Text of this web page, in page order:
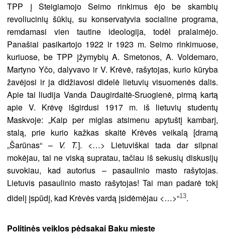
TPP į Steigiamojo Seimo rinkimus ėjo be skambių
revoliucinių šūkių, su konservatyvia socialine programa,
remdamasi vien tautine ideologija, todėl pralaimėjo.
Panašiai pasikartojo 1922 ir 1923 m. Seimo rinkimuose,
kuriuose, be TPP įžymybių A. Smetonos, A. Voldemaro,
Martyno Yčo, dalyvavo ir V. Krėvė, rašytojas, kurio kūryba
žavėjosi ir ja didžiavosi didelė lietuvių visuomenės dalis.
Apie tai liudija Vanda Daugirdaitė-Sruogienė, pirmą kartą
apie V. Krėvę išgirdusi 1917 m. iš lietuvių studentų
Maskvoje: „Kaip per miglas atsimenu apytuštį kambarį,
stalą, prie kurio kažkas skaitė Krėvės veikalą [dramą
„Šarūnas“ – V. T.]. <…> Lietuviškai tada dar silpnai
mokėjau, tai ne viską supratau, tačiau iš sekusių diskusijų
suvokiau, kad autorius – pasaulinio masto rašytojas.
Lietuvis pasaulinio masto rašytojas! Tai man padarė tokį
didelį įspūdį, kad Krėvės vardą įsidėmėjau <…>“13.
Politinės veiklos pėdsakai Baku mieste